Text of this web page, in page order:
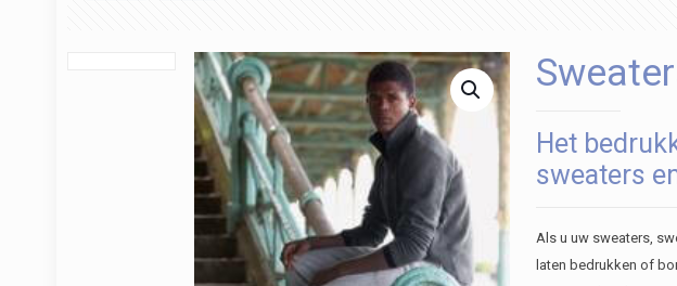
Het
sweaters
Als u uw sweaters,
laten bedrukken of